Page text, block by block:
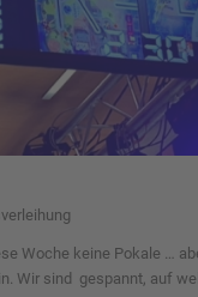
Woche keine Pokale …
Wir sind gespannt, auf